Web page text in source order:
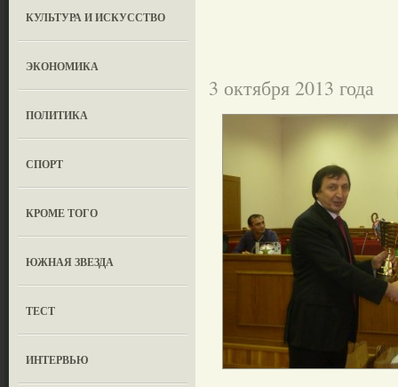
КУЛЬТУРА И ИСКУССТВО
ЭКОНОМИКА
ПОЛИТИКА
СПОРТ
КРОМЕ ТОГО
ЮЖНАЯ ЗВЕЗДА
ТЕСТ
ИНТЕРВЬЮ
3 октября 2013 года